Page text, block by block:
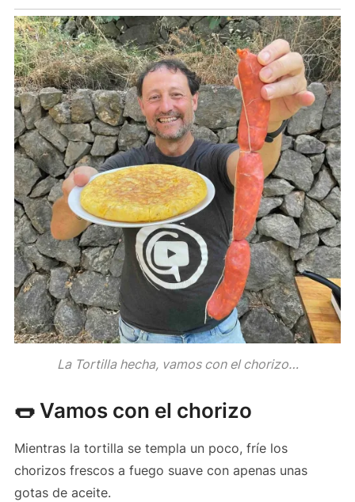
La Tortilla hecha, vamos con el chorizo…
🌭 Vamos con el chorizo
Mientras la tortilla se templa un poco, fríe los
chorizos frescos a fuego suave con apenas unas
gotas de aceite.